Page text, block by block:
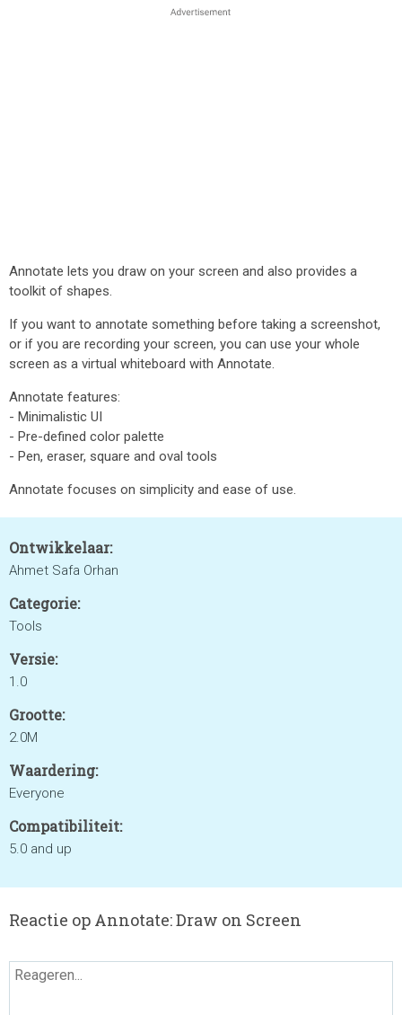
Annotate lets you draw on your screen and also provides a
toolkit of shapes.
If you want to annotate something before taking a screenshot,
or if you are recording your screen, you can use your whole
screen as a virtual whiteboard with Annotate.
Annotate features:
- Minimalistic UI
- Pre-defined color palette
- Pen, eraser, square and oval tools
Annotate focuses on simplicity and ease of use.
Ontwikkelaar:
Ahmet Safa Orhan
Categorie:
Tools
Versie:
1.0
Grootte:
2.0M
Waardering:
Everyone
Compatibiliteit:
5.0 and up
Reactie op Annotate: Draw on Screen